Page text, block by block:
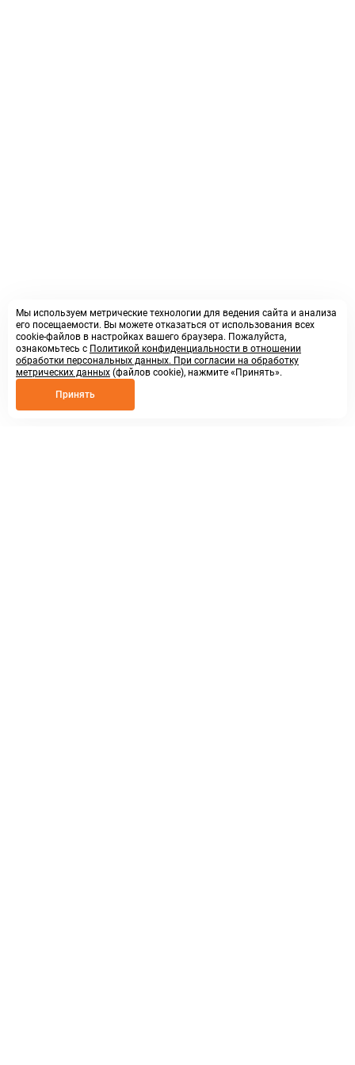
Мы используем метрические технологии для ведения сайта и анализа
его посещаемости. Вы можете отказаться от использования всех
cookie-файлов в настройках вашего браузера. Пожалуйста,
ознакомьтесь с Политикой конфиденциальности в отношении
обработки персональных данных. При согласии на обработку
метрических данных (файлов cookie), нажмите «Принять».
Принять